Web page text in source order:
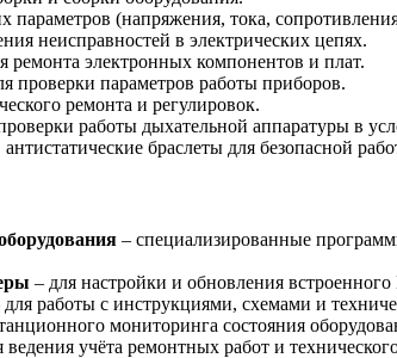
параметров (напряжения, тока,
неисправностей в электрических цепях.
электронных компонентов и плат.
проверки параметров работы приборов.
ремонта и регулировок.
работы дыхательной аппаратуры в
браслеты для безопасной
– специализированные
– для настройки и обновления
для работы с инструкциями, схемами и
мониторинга состояния
ведения учёта ремонтных работ и